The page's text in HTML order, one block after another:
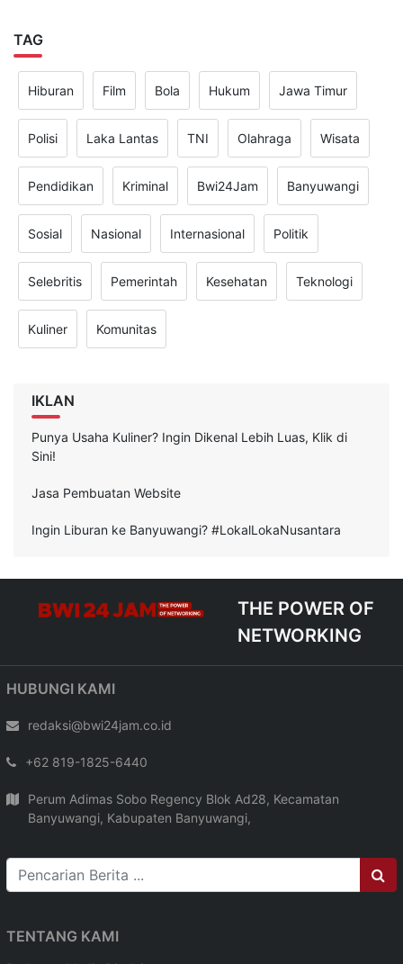
TAG
Hiburan Film Bola Hukum Jawa Timur
Polisi Laka Lantas TNI Olahraga Wisata
Pendidikan Kriminal Bwi24Jam Banyuwangi
Sosial Nasional Internasional Politik
Selebritis Pemerintah Kesehatan Teknologi
Kuliner Komunitas
IKLAN
Punya Usaha Kuliner? Ingin Dikenal Lebih Luas, Klik di
Sini!
Jasa Pembuatan Website
Ingin Liburan ke Banyuwangi? #LokalLokaNusantara
THE POWER OF
NETWORKING
HUBUNGI KAMI
redaksi@bwi24jam.co.id
+62 819-1825-6440
Perum Adimas Sobo Regency Blok Ad28, Kecamatan
Banyuwangi, Kabupaten Banyuwangi,
TENTANG KAMI